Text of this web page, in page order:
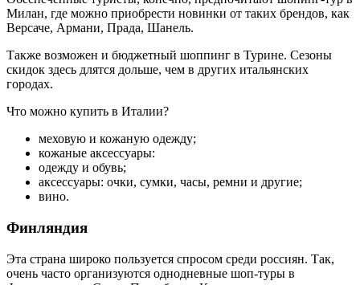
Милан, где можно приобрести новинки от таких брендов, как
Версаче, Армани, Прада, Шанель.
Также возможен и бюджетный шоппинг в Турине. Сезоны
скидок здесь длятся дольше, чем в других итальянских
городах.
Что можно купить в Италии?
меховую и кожаную одежду;
кожаные аксессуары:
одежду и обувь;
аксессуары: очки, сумки, часы, ремни и другие;
вино.
Финляндия
Эта страна широко пользуется спросом среди россиян. Так,
очень часто организуются однодневные шоп-туры в